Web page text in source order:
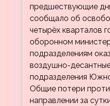
предшествующие
сообщало об
четырёх кварталов
оборонном
подразделениям
воздушно-
подразделения
Общие потери
направлении за